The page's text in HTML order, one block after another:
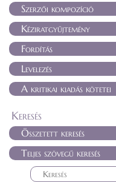
Szerzői kompozíció
Kéziratgyűjtemény
Fordítás
Levelezés
A kritikai kiadás kötetei
Keresés
Összetett keresés
Teljes szövegű keresés